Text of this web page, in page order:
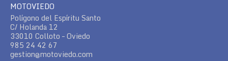
MOTOVIEDO
Polígono del Espíritu Santo
C/ Holanda 12
33010 Colloto – Oviedo
985 24 42 67
gestion@motoviedo.com